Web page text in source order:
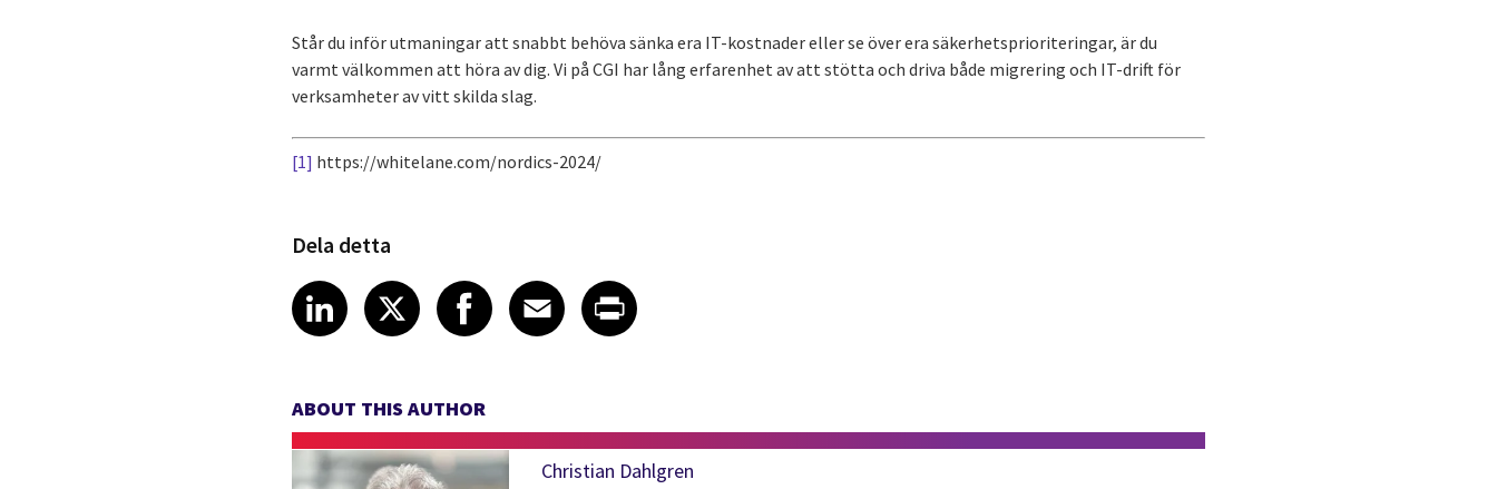
Står du inför utmaningar att snabbt behöva sänka era IT-kostnader eller se över era säkerhetsprioriteringar, är du
varmt välkommen att höra av dig. Vi på CGI har lång erfarenhet av att stötta och driva både migrering och IT-drift för
verksamheter av vitt skilda slag.
[1] https://whitelane.com/nordics-2024/
Dela detta
Share article on LinkedIn
LinkedIn
Share article on X
XShare article on Facebook
Facebook
Share article on Email
Email
Share article on Print
ABOUT THIS AUTHOR
Christian Dahlgren